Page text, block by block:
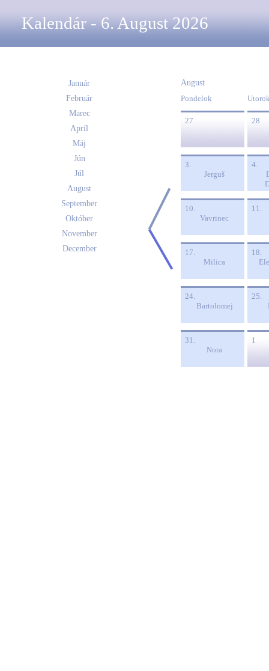
Kalendár - 6. August 2026
Január
Február
Marec
Apríl
Máj
Jún
Júl
August
September
Október
November
December
August
Pondelok
27 28
3.
Jerguš
4.
10.
Vavrinec
11.
17.
Milica
18.
24.
Bartolomej
25.
31.
Nora
1